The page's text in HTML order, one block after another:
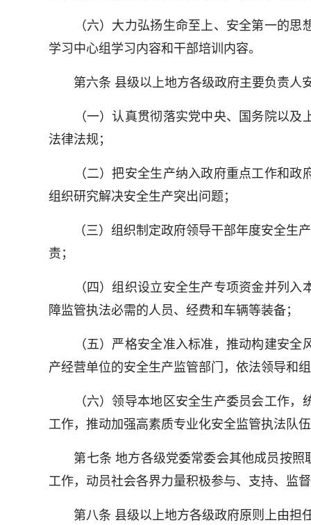
（六）大力弘扬生命至上、安全第一的思
学习中心组学习内容和干部培训内容。
第六条 县级以上地方各级政府主要负责人
（一）认真贯彻落实党中央、国务院以及
法律法规；
（二）把安全生产纳入政府重点工作和政
组织研究解决安全生产突出问题；
（三）组织制定政府领导干部年度安全生产
责；
（四）组织设立安全生产专项资金并列入
障监管执法必需的人员、经费和车辆等装备；
（五）严格安全准入标准，推动构建安全
产经营单位的安全生产监管部门，依法领导和
（六）领导本地区安全生产委员会工作，
工作，推动加强高素质专业化安全监管执法队
第七条 地方各级党委常委会其他成员按照
工作，动员社会各界力量积极参与、支持、监
第八条 县级以上地方各级政府原则上由担